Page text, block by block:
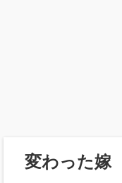
変わった嫁